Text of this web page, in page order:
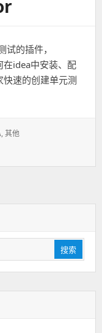
的插件，
在idea中安装、配
速的创建单元测
,其他
搜索